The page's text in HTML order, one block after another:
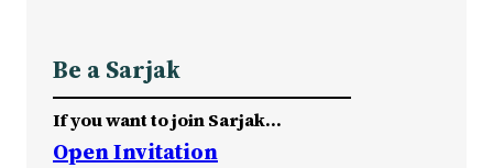
Be a Sarjak
If you want to join Sarjak…
Open Invitation